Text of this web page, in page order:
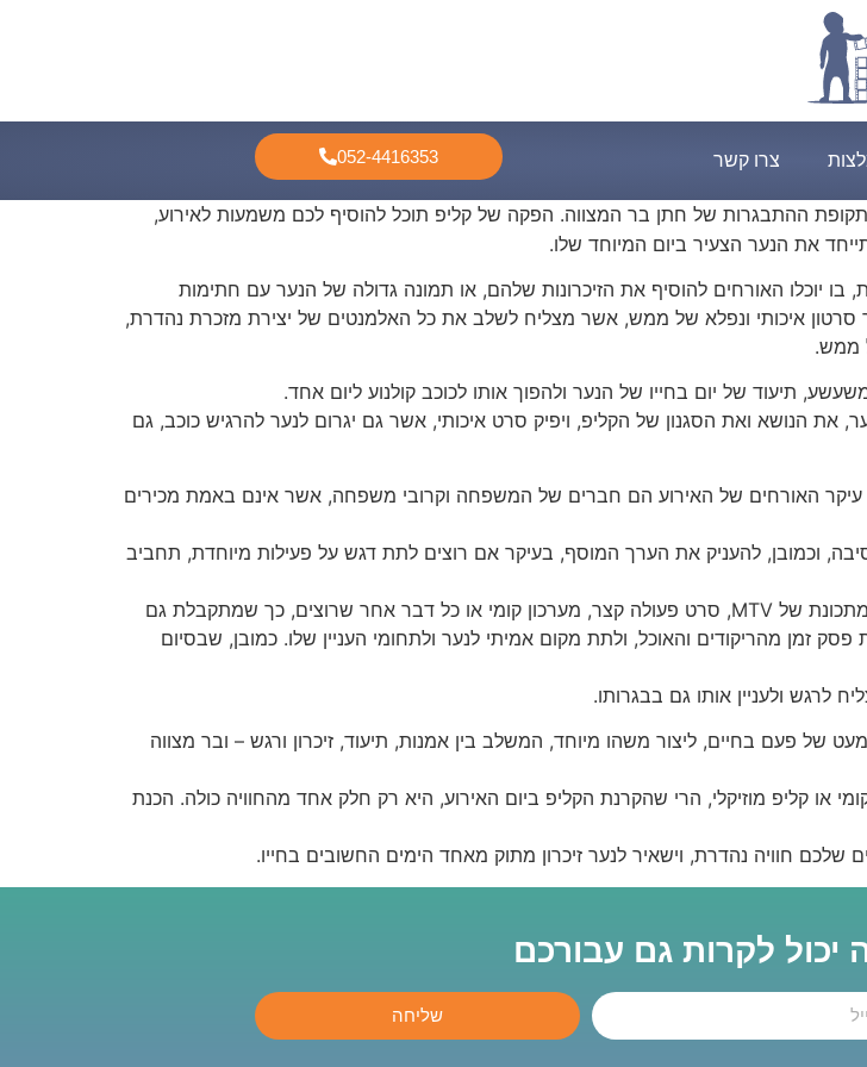
צרו קשר 052-4416353
ההתבגרות של חתן בר המצווה. הפקה של קליפ תוכל להוסיף לכם משמעות לאירוע,
את הנער הצעיר ביום המיוחד שלו.
יוכלו האורחים להוסיף את הזיכרונות שלהם, או תמונה גדולה של הנער עם חתימות
סרטון איכותי ונפלא של ממש, אשר מצליח לשלב את כל האלמנטים של יצירת מזכרת נהדרת,
ממש.
תיעוד של יום בחייו של הנער ולהפוך אותו לכוכב קולנוע ליום אחד.
הנושא ואת הסגנון של הקליפ, ויפיק סרט איכותי, אשר גם יגרום לנער להרגיש כוכב, גם
עיקר האורחים של האירוע הם חברים של המשפחה וקרובי משפחה, אשר אינם באמת מכירים
וכמובן, להעניק את הערך המוסף, בעיקר אם רוצים לתת דגש על פעילות מיוחדת, תחביב
קליפ בר מצווה, יכולים להיות גם בסגנון קליל וצעיר יותר, אפשר להפיק קלפי במתכונת של MTV, סרט פעולה קצר, מערכון קומי או כל דבר אחר שרוצים, כך שמתקבלת גם
זמן מהריקודים והאוכל, ולתת מקום אמיתי לנער ולתחומי העניין שלו. כמובן, שבסיום
לרגש ולעניין אותו גם בבגרותו.
פעם בחיים, ליצור משהו מיוחד, המשלב בין אמנות, תיעוד, זיכרון ורגש – ובר מצווה
או קליפ מוזיקלי, הרי שהקרנת הקליפ ביום האירוע, היא רק חלק אחד מהחוויה כולה. הכנת
שלכם חוויה נהדרת, וישאיר לנער זיכרון מתוק מאחד הימים החשובים בחייו.
יכול לקרות גם עבורכם
שליחה